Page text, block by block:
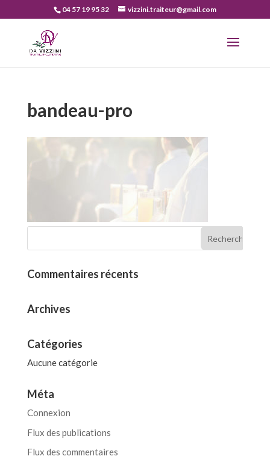
04 57 19 95 32 vizzini.traiteur@gmail.com
bandeau-pro
Commentaires récents
Archives
Catégories
Aucune catégorie
Méta
Connexion
Flux des publications
Flux des commentaires